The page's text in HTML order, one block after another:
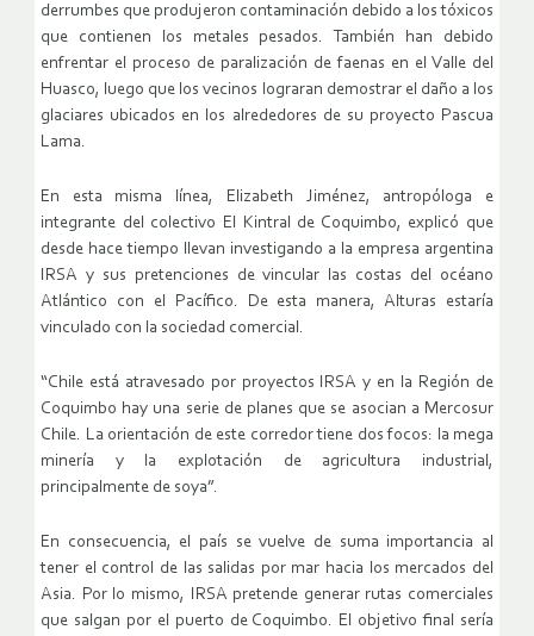
derrumbes que produjeron contaminación debido a los tóxicos
que contienen los metales pesados. También han debido
enfrentar el proceso de paralización de faenas en el Valle del
Huasco, luego que los vecinos lograran demostrar el daño a los
glaciares ubicados en los alrededores de su proyecto Pascua
Lama.
En esta misma línea, Elizabeth Jiménez, antropóloga e
integrante del colectivo El Kintral de Coquimbo, explicó que
desde hace tiempo llevan investigando a la empresa argentina
IRSA y sus pretenciones de vincular las costas del océano
Atlántico con el Pacífico. De esta manera, Alturas estaría
vinculado con la sociedad comercial.
“Chile está atravesado por proyectos IRSA y en la Región de
Coquimbo hay una serie de planes que se asocian a Mercosur
Chile. La orientación de este corredor tiene dos focos: la mega
minería y la explotación de agricultura industrial,
principalmente de soya”.
En consecuencia, el país se vuelve de suma importancia al
tener el control de las salidas por mar hacia los mercados del
Asia. Por lo mismo, IRSA pretende generar rutas comerciales
que salgan por el puerto de Coquimbo. El objetivo final sería